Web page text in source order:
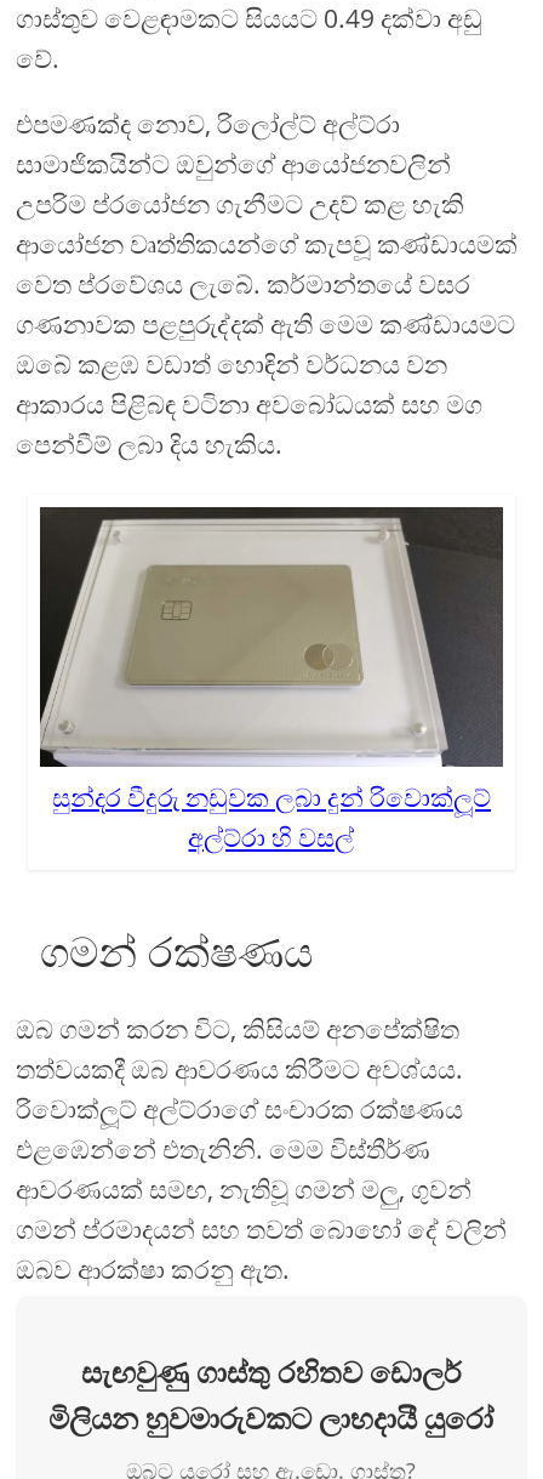
ගාස්තුව වෙළඳාමකට සියයට 0.49 දක්වා අඩු
වේ.
එපමණක්ද නොව, රිලෝල්ට් අල්ට්රා
සාමාජිකයින්ට ඔවුන්ගේ ආයෝජනවලින්
උපරිම ප්රයෝජන ගැනීමට උදව් කළ හැකි
ආයෝජන වෘත්තිකයන්ගේ කැපවූ කණ්ඩායමක්
වෙත ප්රවේශය ලැබේ. කර්මාන්තයේ වසර
ගණනාවක පළපුරුද්දක් ඇති මෙම කණ්ඩායමට
ඔබේ කළඹ වඩාත් හොඳින් වර්ධනය වන
ආකාරය පිළිබඳ වටිනා අවබෝධයක් සහ මග
පෙන්වීම් ලබා දිය හැකිය.
සුන්දර වීදුරු නඩුවක ලබා දුන් රිවොක්ලූට්
අල්ට්රා හි වසල්
ගමන් රක්ෂණය
ඔබ ගමන් කරන විට, කිසියම් අනපේක්ෂිත
තත්වයකදී ඔබ ආවරණය කිරීමට අවශ්යය.
රිවොක්ලූට් අල්ට්රාගේ සංචාරක රක්ෂණය
එළඹෙන්නේ එතැනිනි. මෙම විස්තීර්ණ
ආවරණයක් සමඟ, නැතිවූ ගමන් මලු, ගුවන්
ගමන් ප්රමාදයන් සහ තවත් බොහෝ දේ වලින්
ඔබව ආරක්ෂා කරනු ඇත.
සැඟවුණු ගාස්තු රහිතව ඩොලර්
මිලියන හුවමාරුවකට ලාභදායී යුරෝ
ඔබට යුරෝ සහ ඇ.ඩො. ගාස්තු?